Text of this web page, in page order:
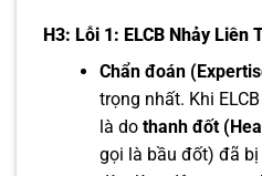
H3: Lỗi 1: ELCB Nhảy Liên
Chẩn đoán
trọng nhất. Khi
là do thanh đốt
gọi là bầu đốt) đã